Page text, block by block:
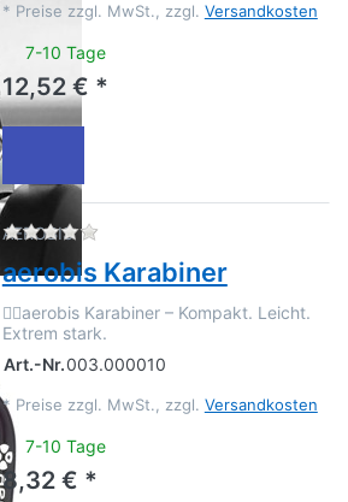
* Preise zzgl. MwSt., zzgl. Versandkosten
7-10 Tage
12,52 € *
AEROBIS Zu diesem Produkt liegen
aerobis Karabiner
🧗‍♂️aerobis Karabiner – Kompakt. Leicht.
Extrem stark.
Art.-Nr.003.000010
* Preise zzgl. MwSt., zzgl. Versandkosten
7-10 Tage
8,32 € *